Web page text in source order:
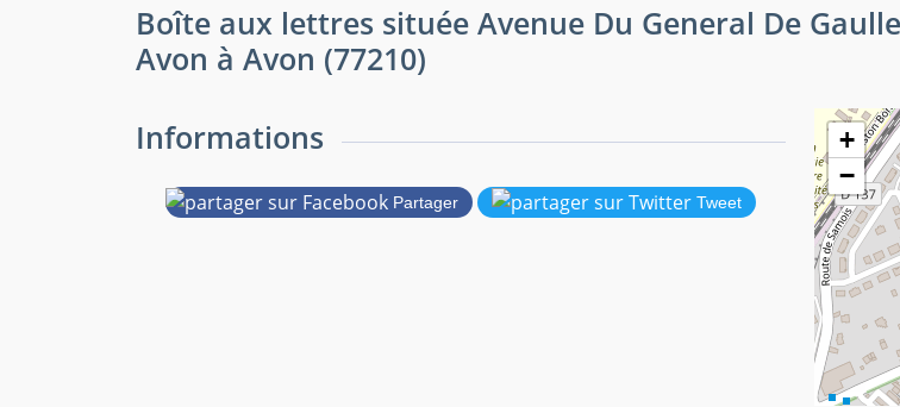
Boîte aux lettres située Avenue Du General De
Avon à Avon (77210)
Informations
Partager Tweet
+
−